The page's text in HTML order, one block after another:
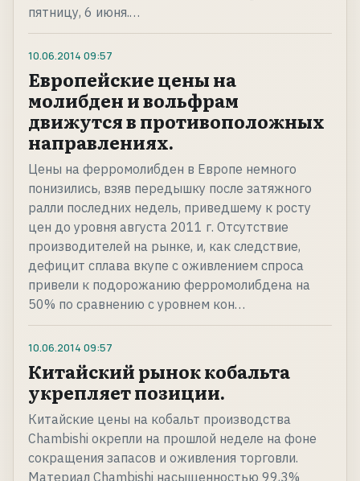
пятницу, 6 июня.…
10.06.2014 09:57
Европейские цены на
молибден и вольфрам
движутся в противоположных
направлениях.
Цены на ферромолибден в Европе немного
понизились, взяв передышку после затяжного
ралли последних недель, приведшему к росту
цен до уровня августа 2011 г. Отсутствие
производителей на рынке, и, как следствие,
дефицит сплава вкупе с оживлением спроса
привели к подорожанию ферромолибдена на
50% по сравнению с уровнем кон…
10.06.2014 09:57
Китайский рынок кобальта
укрепляет позиции.
Китайские цены на кобальт производства
Chambishi окрепли на прошлой неделе на фоне
сокращения запасов и оживления торговли.
Материал Chambishi насыщенностью 99,3%